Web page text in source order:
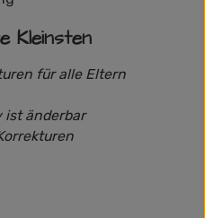
Kleinsten
für alle Eltern
ist änderbar